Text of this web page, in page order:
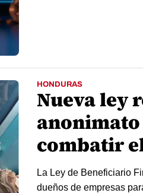
HONDURAS
Nueva ley
combatir
La Ley de Beneficiario
dueños de empresas